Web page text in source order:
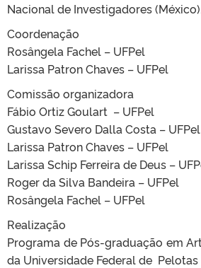
Nacional de Investigadores (México).
Coordenação
Rosângela Fachel – UFPel
Larissa Patron Chaves – UFPel
Comissão organizadora
Fábio Ortiz Goulart – UFPel
Gustavo Severo Dalla Costa – UFPel
Larissa Patron Chaves – UFPel
Larissa Schip Ferreira de Deus –
Roger da Silva Bandeira – UFPel
Rosângela Fachel – UFPel
Realização
Programa de Pós-graduação em
da Universidade Federal de Pelotas